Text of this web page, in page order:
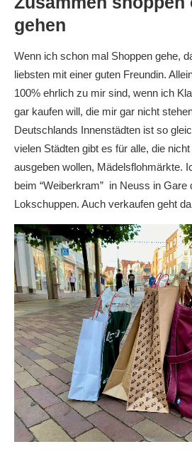
gehen
Wenn ich schon mal Shoppen gehe,
liebsten mit einer guten Freundin.
100% ehrlich zu mir sind, wenn ich
gar kaufen will, die mir gar nicht
Deutschlands Innenstädten ist so
vielen Städten gibt es für alle, die
ausgeben wollen, Mädelsflohmärkte.
beim “Weiberkram” in Neuss in Gare
Lokschuppen. Auch verkaufen geht